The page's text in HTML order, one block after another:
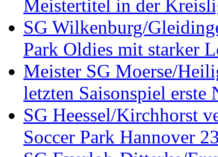
Meistertitel in der
SG Wilkenburg/
Park Oldies mit starker
Meister SG Moerse/
letzten Saisonspiel erste
SG Heessel/Kirchhorst
Soccer Park Hannover